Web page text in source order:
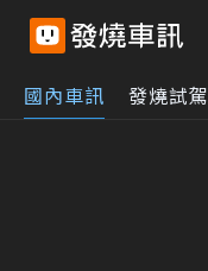
國內車訊 發燒試駕